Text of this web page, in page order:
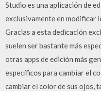
Studio es una aplicación de
exclusivamente en
Gracias a esta dedicación
suelen ser bastante más
otras apps de edición más
específicos para cambiar el
cambiar el color de sus ojos,